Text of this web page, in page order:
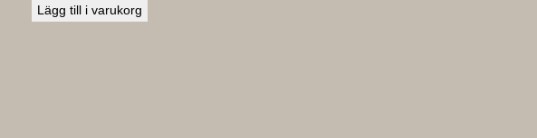
Lägg till i varukorg